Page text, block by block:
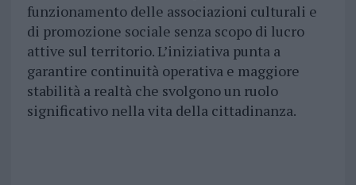
funzionamento delle associazioni culturali e
di promozione sociale senza scopo di lucro
attive sul territorio. L’iniziativa punta a
garantire continuità operativa e maggiore
stabilità a realtà che svolgono un ruolo
significativo nella vita della cittadinanza.